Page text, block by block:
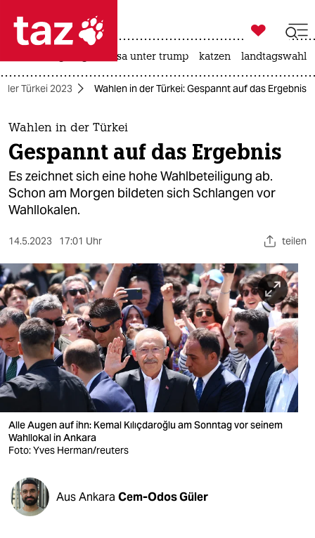
 taz zahl ich
taz zahl ich
themen
politik
öko
sport
berlin
nord
wahrheit
verlag
verlag
shop
fragen & hilfe

taz zahl ich
usa unter trump katzen landtagswahl
der Türkei 2023 Wahlen in der Türkei: Gespannt auf das Ergebnis
Wahlen in der Türkei
Gespannt auf das Ergebnis
Es zeichnet sich eine hohe Wahlbeteiligung ab.
Schon am Morgen bildeten sich Schlangen vor
Wahllokalen.
14.5.2023 17:01 Uhr teilen
Alle Augen auf ihn: Kemal Kılıçdaroğlu am Sonntag vor seinem
Wahllokal in Ankara
Foto: Yves Herman/reuters
Aus Ankara Cem-Odos Güler